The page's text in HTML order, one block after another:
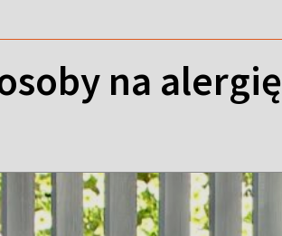
na alergię